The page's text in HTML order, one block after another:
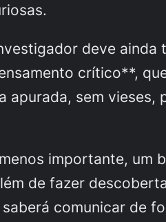
deve ainda
crítico**,
apurada, sem vieses,
importante, um
de fazer
comunicar de